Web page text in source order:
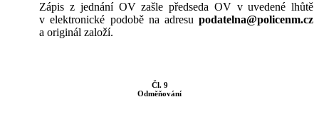
Zápis z jednání OV zašle předseda OV v uvedené lhůtě
v elektronické podobě na adresu podatelna@policenm.cz
a originál založí.
Čl. 9
Odměňování